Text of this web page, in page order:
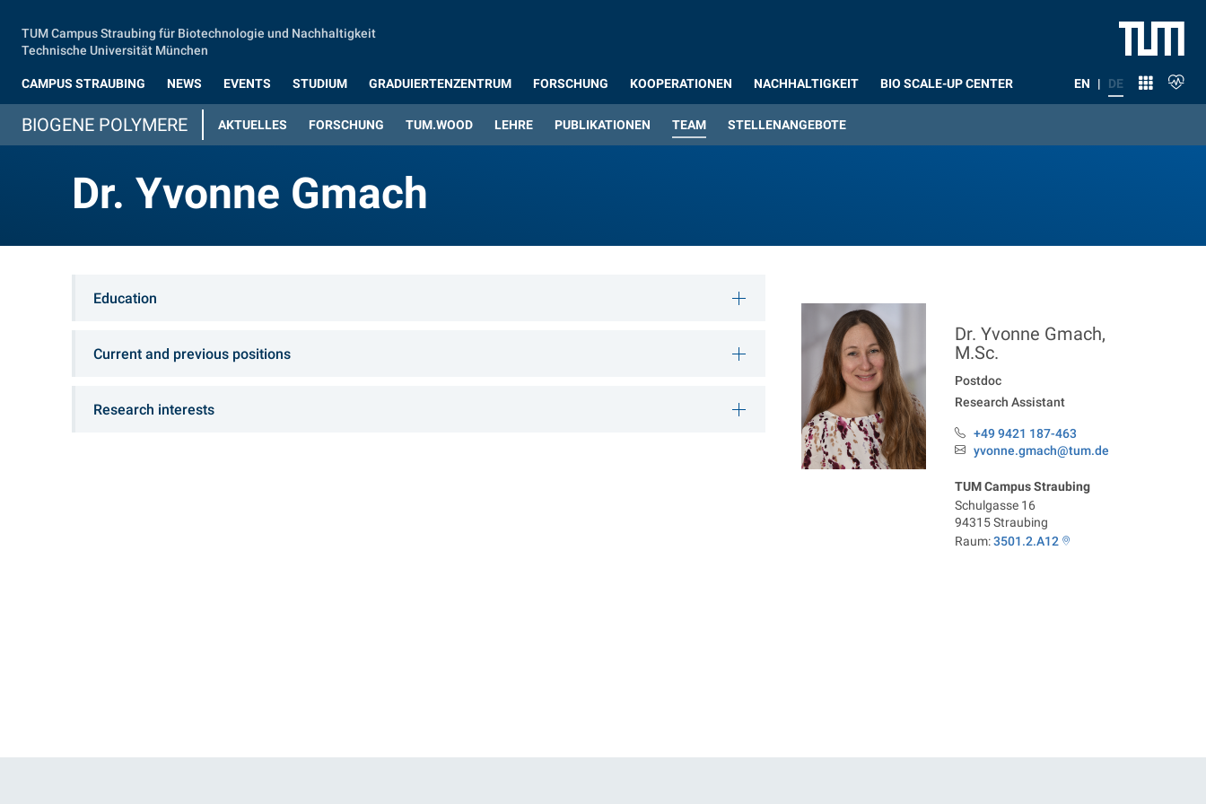
TUM Campus Straubing für Biotechnologie und Nachhaltigkeit
Technische Universität München
CAMPUS STRAUBING NEWS EVENTS STUDIUM GRADUIERTENZENTRUM FORSCHUNG KOOPERATIONEN NACHHALTIGKEIT BIO SCALE-UP CENTER EN | DE
BIOGENE POLYMERE AKTUELLES FORSCHUNG TUM.WOOD LEHRE PUBLIKATIONEN TEAM STELLENANGEBOTE
Dr. Yvonne Gmach
Dr.Yvonne Gmach,
M.Sc.
Postdoc
Research Assistant
Telefon:
+49 9421 187-463
Email:yvonne.gmach@tum.de
TUM Campus Straubing
Schulgasse 16
94315 Straubing
Raum:3501.2.A12
Dr. Yvonne Gmach
Education
Current and previous positions
Research interests